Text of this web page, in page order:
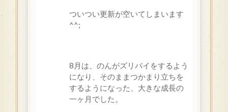
ついつい更新が空いてしまいます
^^;
8月は、のんがズリバイをするよう
になり、そのままつかまり立ちを
するようになった、大きな成長の
一ヶ月でした。